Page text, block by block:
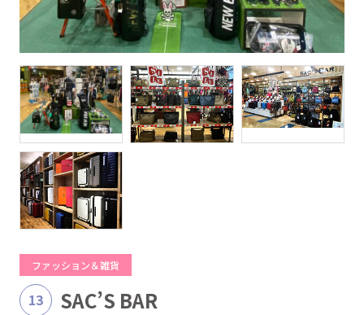
ファッション＆雑貨
13 SAC’S BAR